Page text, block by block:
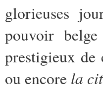
glorieuses
pouvoir
prestigieux de
ou encore la